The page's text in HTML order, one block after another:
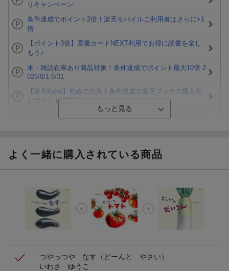
りキャンペーン
条件達成でポイント2倍！楽天モバイルご利用者はさらに+1
倍
【ポイント3倍】図書カードNEXT利用でお得に読書を楽し
もう♪
本・雑誌在庫あり商品対象！条件達成でポイント最大10倍 2
026/8/1-8/31
【楽天Kobo】初めての方！条件達成で楽天ブックス購入分
がポイント20倍
ト山分け
エントリー＆3,000円以上購入で無料データSIM（3GB/月プ
ラン）が当たる！
楽天モバイル紹介キャンペーンの拡散で300円OFFクーポン
進呈
よく一緒に購入されている商品
つやっつや なす （どーんと やさい）
いわさ ゆうこ